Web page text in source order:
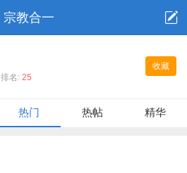
宗教合一
收藏
排名: 25
热门 热帖 精华